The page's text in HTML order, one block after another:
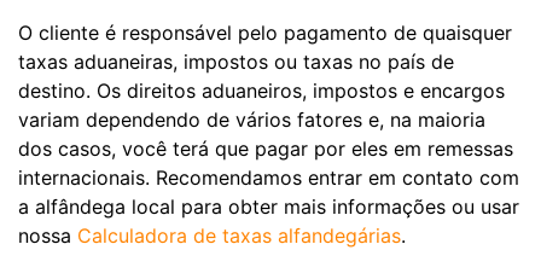
O cliente é responsável pelo pagamento de quaisquer
taxas aduaneiras, impostos ou taxas no país de
destino. Os direitos aduaneiros, impostos e encargos
variam dependendo de vários fatores e, na maioria
dos casos, você terá que pagar por eles em remessas
internacionais. Recomendamos entrar em contato com
a alfândega local para obter mais informações ou usar
nossa Calculadora de taxas alfandegárias.